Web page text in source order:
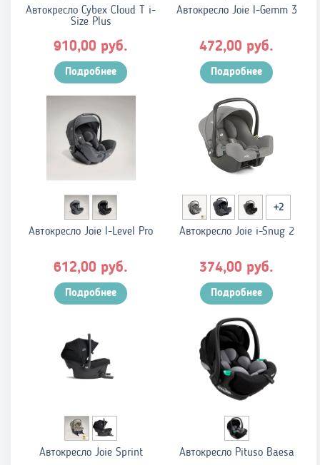
Автокресло Cybex Cloud T i-
Size Plus
910,00 руб.
Подробнее
Автокресло Joie I-Gemm 3
472,00 руб.
Подробнее
Автокресло Joie I-Level Pro
612,00 руб.
Подробнее
+2
Автокресло Joie i-Snug 2
374,00 руб.
Подробнее
Автокресло Joie Sprint Автокресло Pituso Baesa